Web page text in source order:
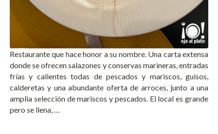
Restaurante que hace honor a su nombre. Una carta extensa
donde se ofrecen salazones y conservas marineras, entradas
frías y calientes todas de pescados y mariscos, guisos,
calderetas y una abundante oferta de arroces, junto a una
amplia selección de mariscos y pescados. El local es grande
pero se llena, …